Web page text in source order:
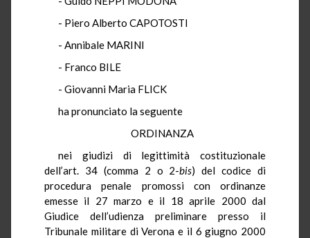
- Piero Alberto CAPOTOSTI
- Annibale MARINI
- Franco BILE
- Giovanni Maria FLICK
ha pronunciato la seguente
ORDINANZA
nei giudizi di legittimità costituzionale
dell’art. 34 (comma 2 o 2-bis) del codice di
procedura penale promossi con ordinanze
emesse il 27 marzo e il 18 aprile 2000 dal
Giudice dell’udienza preliminare presso il
Tribunale militare di Verona e il 6 giugno 2000